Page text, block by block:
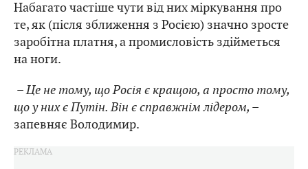
Набагато частіше чути від них міркування про
те, як (після зближення з Росією) значно зросте
заробітна платня, а промисловість здійметься
на ноги.
– Це не тому, що Росія є кращою, а просто тому,
що у них є Путін. Він є справжнім лідером, –
запевняє Володимир.